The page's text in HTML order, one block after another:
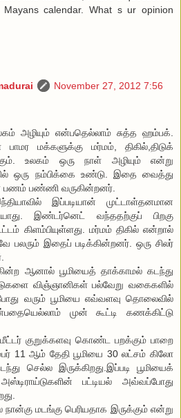
calendar. What s ur opinion
November 27, 2012 7:56
அழியும் என்பதெல்லாம் சுத்த ஹம்பக்.
மக்களுக்கு மர்மம், திகில்,திடுக்
உலகம் ஒரு நாள் அழியும் என்று
ஒரு நம்பிக்கை உண்டு. இதை வைத்து
பணம் பண்ணி வருகின்றனர்.
இப்படியான் முட்டாள்தனமான
இண்டர்னெட் வந்ததற்குப் பிறகு
கிளம்பியுள்ளது. மர்மம் திகில் என்றால்
பலரும் இதைப் படிக்கின்றனர். ஒரு சிலர்
ஆனால் பூமியைத் தாக்காமல் கடந்து
விஞ்ஞானிகள் பல்வேறு வகைகளில்
வரும் பூமியை எவ்வளவு தொலைவில்
முன் கூட்டி கணக்கிட்டு
குறுக்களவு கொண்ட பறக்கும் பாறை
11 ஆம் தேதி பூமியை 30 லட்சம் கிலோ
செல்ல இருக்கிறது.இப்படி பூமியைக்
பட்டியல் அவ்வப்போது
மடங்கு பெரியதாக இருக்கும் என்று